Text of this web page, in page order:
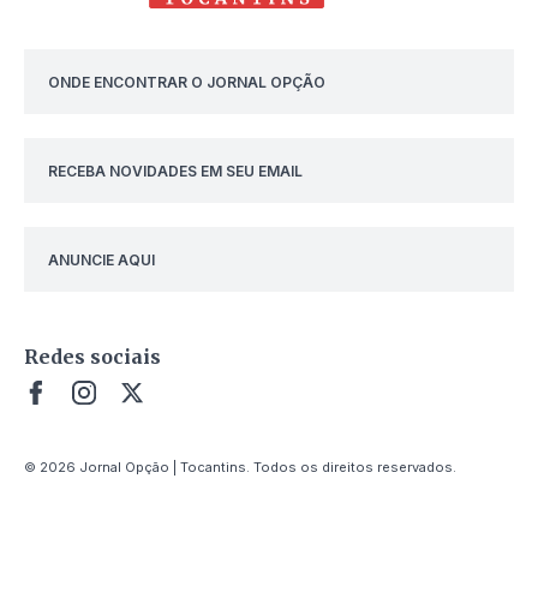
ONDE ENCONTRAR O JORNAL OPÇÃO
RECEBA NOVIDADES EM SEU EMAIL
ANUNCIE AQUI
Redes sociais
© 2026 Jornal Opção | Tocantins. Todos os direitos reservados.